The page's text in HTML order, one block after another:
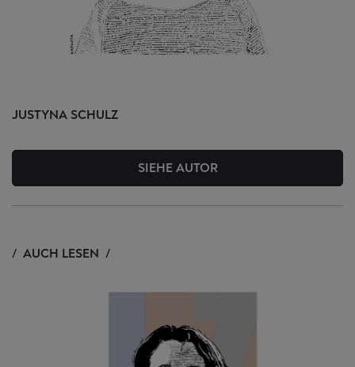
JUSTYNA SCHULZ
SIEHE AUTOR
AUCH LESEN